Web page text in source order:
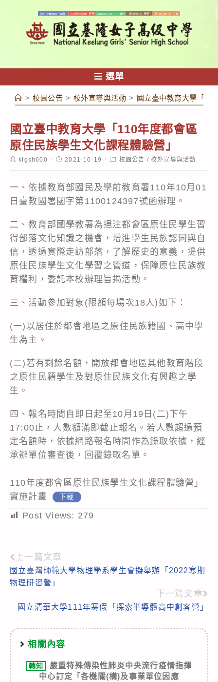
容
選單
> 校園公告 > 校外宣導與活動 > 國立臺中教育大學「
國立臺中教育大學「110年度都會區
原住民族學生文化課程體驗營」
Postklgsh600
Post2021-10-19
Post校園公告 / 校外宣導與活動
一、依據教育部國民及學前教育署110年10月01
日臺教國署國字第1100124397號函辦理。
二、教育部國學教署為挹注都會區原住民學生習
得部落文化知識之機會，增進學生民族認同與自
信，透過實際走訪部落，了解歷史的意義，提供
原住民族學生文化學習之管道，保障原住民族教
育權利，委託本校辦理旨揭活動。
三、活動參加對象(限額每場次18人)如下：
(一)以居住於都會地區之原住民族籍國、高中學
生為主。
(二)若有剩餘名額，開放都會地區其他教育階段
之原住民籍學生及對原住民族文化有興趣之學
生。
四、報名時間自即日起至10月19日(二)下午
17:00止，人數額滿即截止報名。若人數超過預
定名額時，依據網路報名時間作為錄取依據，經
承辦單位審查後，回覆錄取名單。
110年度都會區原住民族學生文化課程體驗營」
實施計畫
下載
Post Views: 279
Read
more
上一篇文章
國立臺灣師範大學物理學系學生會擬舉辦「2022寒期
物理研習營」
下一篇文章
國立清華大學111年寒假「探索半導體高中創客營」
相關內容
轉知
嚴重特殊傳染性肺炎中央流行疫情指揮
中心訂定「各機關(構)及事業單位因應